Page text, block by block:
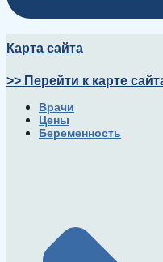
Карта сайта
>> Перейти к карте
Врачи
Цены
Беременность